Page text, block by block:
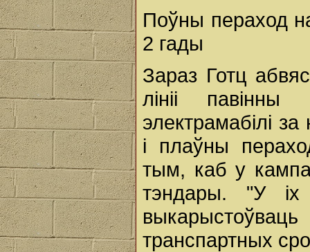
Поўны пераход
2 гады
Зараз Готц
лініі
электрамабілі
і плаўны
тым, каб у
тэндары. "У
транспартных